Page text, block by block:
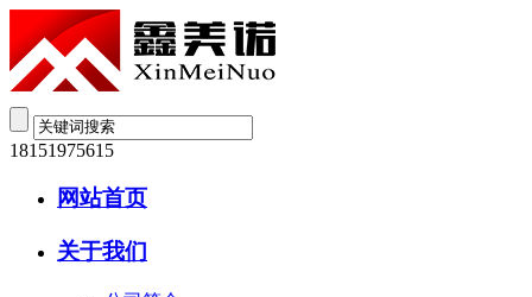
18151975615
网站首页
关于我们